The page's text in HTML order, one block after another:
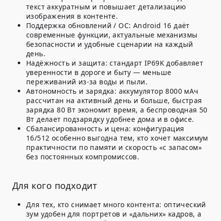
текст аккуратным и повышает детализацию
изображения в контенте.
Поддержка обновлений / ОС: Android 16 даёт
современные функции, актуальные механизмы
безопасности и удобные сценарии на каждый
день.
Надёжность и защита: стандарт IP69K добавляет
уверенности в дороге и быту — меньше
переживаний из-за воды и пыли.
Автономность и зарядка: аккумулятор8000 мАч
рассчитан на активный день и больше, быстрая
зарядка80 Вт экономит время, а беспроводная 50
Вт делает подзарядку удобнее дома и в офисе.
Сбалансированность и цена: конфигурация
16/512 особенно выгодна тем, кто хочет максимум
практичности по памяти и скорость «с запасом»
без постоянных компромиссов.
Для кого подходит
Для тех, кто снимает много контента: оптический
зум удобен для портретов и «дальних» кадров, а